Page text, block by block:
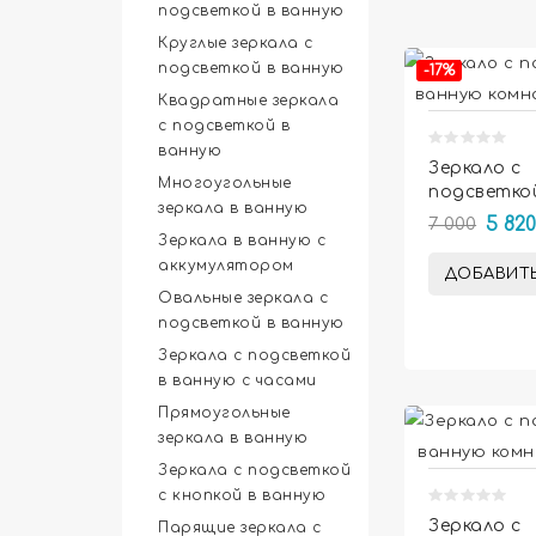
подсветкой в ванную
Круглые зеркала с
подсветкой в ванную
Квадратные зеркала
с подсветкой в
ванную
Многоугольные
зеркала в ванную
Зеркала в ванную с
аккумулятором
Овальные зеркала с
подсветкой в ванную
Зеркала с подсветкой
в ванную с часами
Прямоугольные
зеркала в ванную
Зеркала с подсветкой
с кнопкой в ванную
Парящие зеркала с
-17%
Зеркало с
ванную
7 000 5
Зеркало с